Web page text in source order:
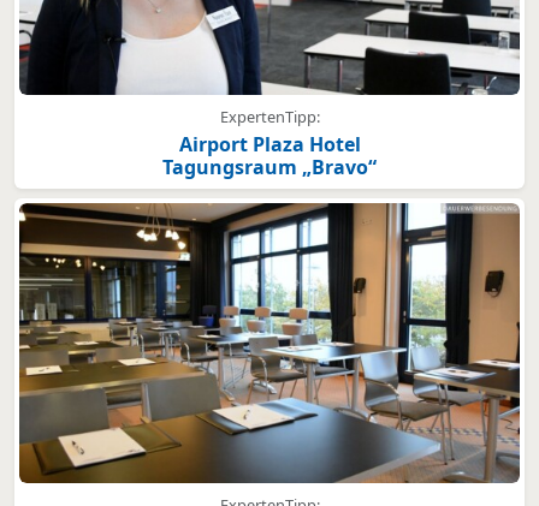
ExpertenTipp:
Airport Plaza Hotel
Tagungsraum „Bravo“